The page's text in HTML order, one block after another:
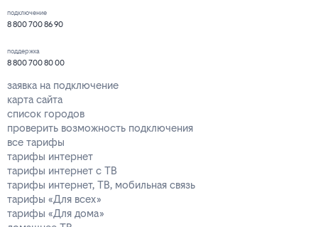
подключение
8 800 700 86 90
поддержка
8 800 700 80 00
заявка на подключение
карта сайта
список городов
проверить возможность подключения
все тарифы
тарифы интернет
тарифы интернет с ТВ
тарифы интернет, ТВ, мобильная связь
тарифы «Для всех»
тарифы «Для дома»